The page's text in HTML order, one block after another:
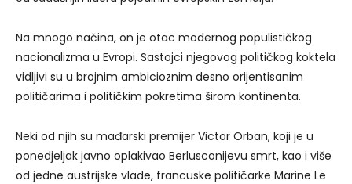
Na mnogo načina, on je otac modernog populističkog
nacionalizma u Evropi. Sastojci njegovog političkog koktela
vidljivi su u brojnim ambicioznim desno orijentisanim
političarima i političkim pokretima širom kontinenta.
Neki od njih su mađarski premijer Victor Orban, koji je u
ponedjeljak javno oplakivao Berlusconijevu smrt, kao i više
od jedne austrijske vlade, francuske političarke Marine Le